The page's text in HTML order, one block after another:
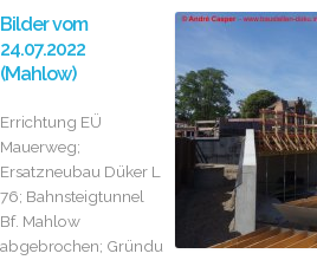
Bilder vom
24.07.2022
(Mahlow)
Errichtung EÜ
Mauerweg;
Ersatzneubau Düker L
76; Bahnsteigtunnel
Bf. Mahlow
abgebrochen; Gründungsarbeiten